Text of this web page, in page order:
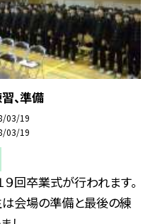
、準備
03/19
03/19
９回卒業式が行われます。
は会場の準備と最後の練